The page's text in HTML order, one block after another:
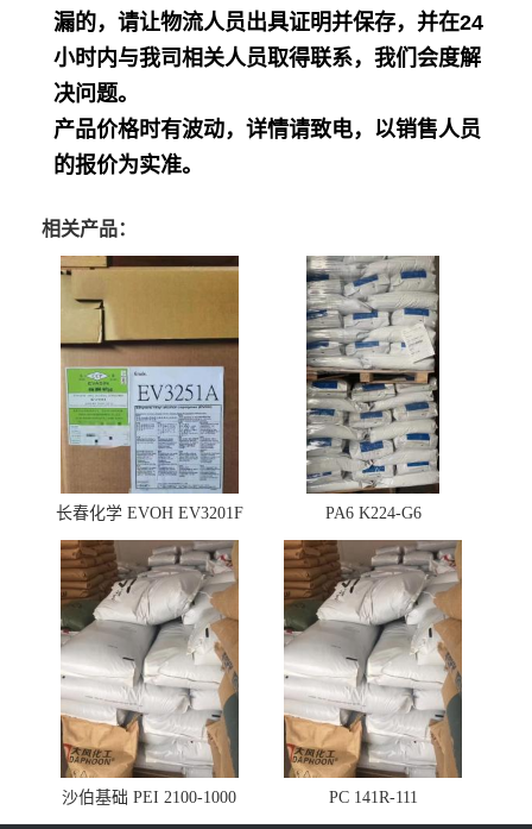
漏的，请让物流人员出具证明并保存，并在24
小时内与我司相关人员取得联系，我们会度解
决问题。
产品价格时有波动，详情请致电，以销售人员
的报价为实准。
相关产品：
长春化学 EVOH EV3201F PA6 K224-G6
沙伯基础 PEI 2100-1000 PC 141R-111